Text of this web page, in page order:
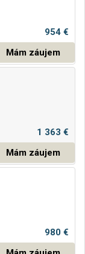
954 €
Mám záujem
1 363 €
Mám záujem
980 €